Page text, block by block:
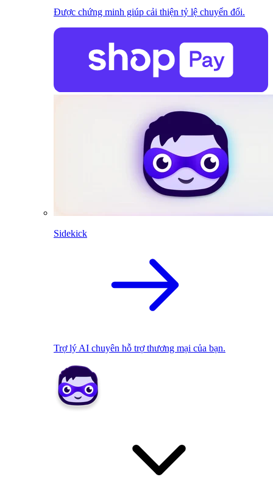
Được chứng minh giúp cải thiện tỷ lệ chuyển đổi.
Sidekick
Trợ lý AI chuyên hỗ trợ thương mại của bạn.